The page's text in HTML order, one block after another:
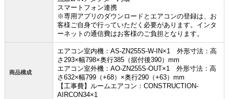
スマートフォン連携
※専用アプリのダウンロードとエアコンの登録は、お
客様ご自身で行っていただく必要があります。インタ
ーネットの通信費はお客様のご負担となります。
商品構成
エアコン室内機：AS-ZN255S-W-IN×1 外形寸法：高
さ293×幅798×奥行385（据付後390）mm
エアコン室外機：AO-ZN255S-OUT×1 外形寸法：高
さ632×幅799（+68）×奥行290（+63）mm
【工事費】ルームエアコン：CONSTRUCTION-
AIRCON34×1